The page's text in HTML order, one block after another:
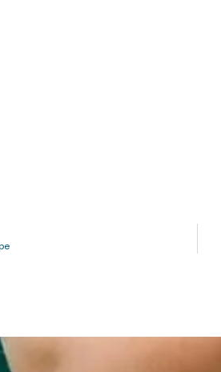
Référent en Prévention des
officielle